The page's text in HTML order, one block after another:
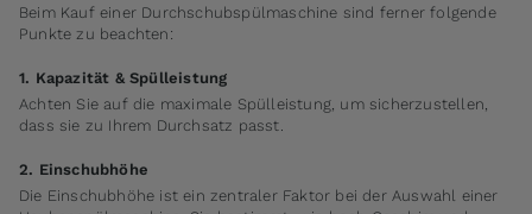
Beim Kauf einer Durchschubspülmaschine sind ferner folgende
Punkte zu beachten:
1. Kapazität & Spülleistung
Achten Sie auf die maximale Spülleistung, um sicherzustellen,
dass sie zu Ihrem Durchsatz passt.
2. Einschubhöhe
Die Einschubhöhe ist ein zentraler Faktor bei der Auswahl einer